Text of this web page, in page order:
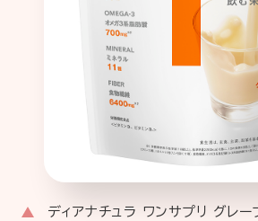
ディアナチュラ ワンサプリ グレー